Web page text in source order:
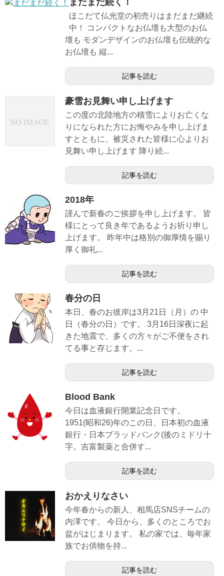
まだまだ続く！
ほこだて仏光堂の初売りはまだまだ継続
中！ コンパクトなお仏壇も大型のお仏
壇も モダンデザインのお仏壇も伝統的な
お仏壇も 縦...
記事を読む
豪雪お見舞い申し上げます
この度の北陸地方の積雪によりお亡くな
りになられた方にお悔やみを申し上げま
すとともに、被災された皆様に心よりお
見舞い申し上げます 降り続...
記事を読む
2018年
謹んで新春のご挨拶を申し上げます。 皆
様にとって良き年であるようお祈り申し
上げます。 昨年中は格別の御厚情を賜り
厚く御礼...
記事を読む
春分の日
本日、春のお彼岸は3月21日（月）の 中
日（春分の日）です。 3月16日深夜に起
きた地震で、多くの方々がご不便をされ
てる事と存じます。...
記事を読む
Blood Bank
今日は血液銀行開業記念日です。
1951(昭和26)年のこの日、日本初の血液
銀行・日本ブラッドバンク(後のミドリ十
字。吉富製薬と合併す...
記事を読む
おかえりなさい
今年春からの新人、相馬店SNSチームの
内澤です。 今日から、多くのところでお
盆がはじまります。 私の家では、毎年家
族でお供物を持...
記事を読む